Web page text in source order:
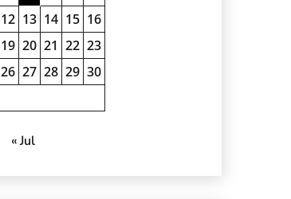
12 13 14 15 16
19 20 21 22 23
26 27 28 29 30
« Jul